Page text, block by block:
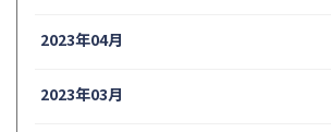
2023年04月
2023年03月